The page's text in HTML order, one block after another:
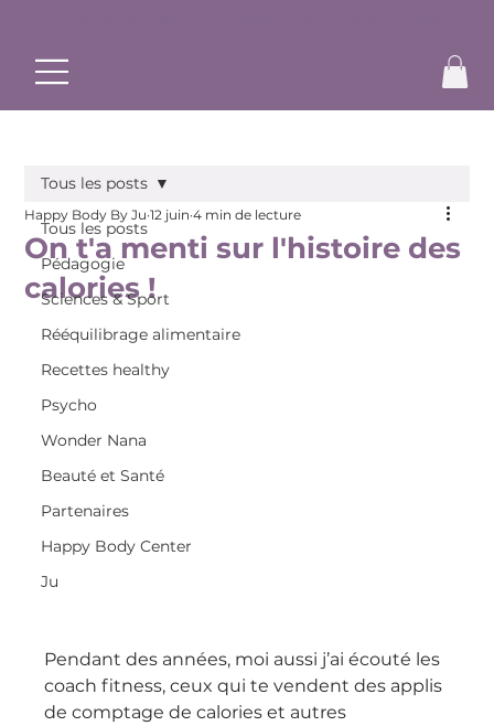
Tous les posts
Pédagogie
Sciences & Sport
Rééquilibrage alimentaire
Recettes healthy
Psycho
Wonder Nana
Beauté et Santé
Partenaires
Happy Body Center
Ju
Tous les posts
On t'a menti sur l'histoire des
calories !
Happy Body By Ju 12 juin 4 min de lecture
Pendant des années, moi aussi j’ai écouté les
coach fitness, ceux qui te vendent des applis
de comptage de calories et autres